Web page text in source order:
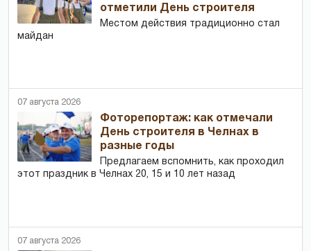
отметили День строителя
Местом действия традиционно стал
майдан
07 августа 2026
Фоторепортаж: как отмечали
День строителя в Челнах в
разные годы
Предлагаем вспомнить, как проходил
этот праздник в Челнах 20, 15 и 10 лет назад
07 августа 2026